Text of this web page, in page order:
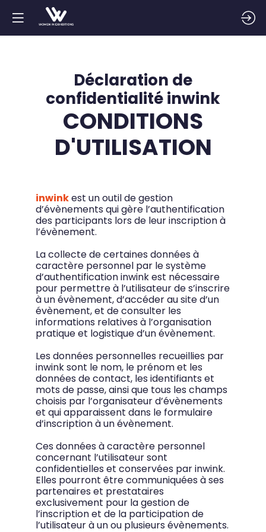
Déclaration de
confidentialité inwink
CONDITIONS
D'UTILISATION
inwinkest un outil de gestion
d’évènements qui gère l’authentification
des participants lors de leur inscription à
l’évènement.
La collecte de certaines données à
caractère personnel par le système
d’authentification inwink est nécessaire
pour permettre à l’utilisateur de s’inscrire
à un évènement, d’accéder au site d’un
évènement, et de consulter les
informations relatives à l’organisation
pratique et logistique d’un évènement.
Les données personnelles recueillies par
inwink sont le nom, le prénom et les
données de contact, les identifiants et
mots de passe, ainsi que tous les champs
choisis par l’organisateur d’évènements
et qui apparaissent dans le formulaire
d’inscription à un évènement.
Ces données à caractère personnel
concernant l’utilisateur sont
confidentielles et conservées par inwink.
Elles pourront être communiquées à ses
partenaires et prestataires
exclusivement pour la gestion de
l’inscription et de la participation de
l’utilisateur à un ou plusieurs évènements.